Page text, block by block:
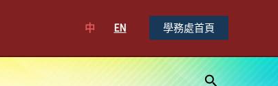
中 EN 學務處首頁
搜